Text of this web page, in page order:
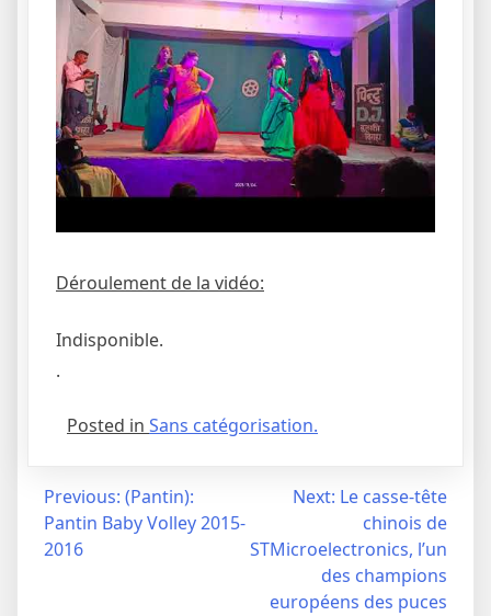
Déroulement de la vidéo:
Indisponible.
.
Posted in Sans catégorisation.
Navigation
Previous: (Pantin):
Pantin Baby Volley 2015-
2016
Next: Le casse-tête
chinois de
STMicroelectronics, l’un
des champions
européens des puces